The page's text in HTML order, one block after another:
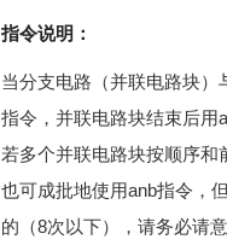
指令说明：
当分支电路（并联电路块）
指令，并联电路块结束后用
若多个并联电路块按顺序和
也可成批地使用anb指令，
的（8次以下），请务必请意